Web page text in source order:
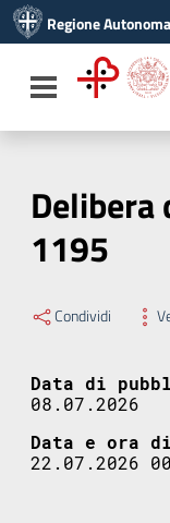
Vai al menu di
Vai al footer
Regione
Toggle navigation
Delibera
1195
Condividi
Data di
08.07.2026
Data e ora di
22.07.2026